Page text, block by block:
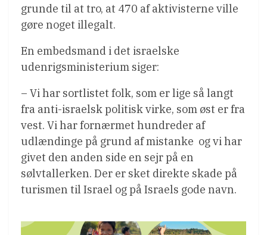
grunde til at tro, at 470 af aktivisterne ville
gøre noget illegalt.
En embedsmand i det israelske
udenrigsministerium siger:
– Vi har sortlistet folk, som er lige så langt
fra anti-israelsk politisk virke, som øst er fra
vest. Vi har fornærmet hundreder af
udlændinge på grund af mistanke  og vi har
givet den anden side en sejr på en
sølvtallerken. Der er sket direkte skade på
turismen til Israel og på Israels gode navn.